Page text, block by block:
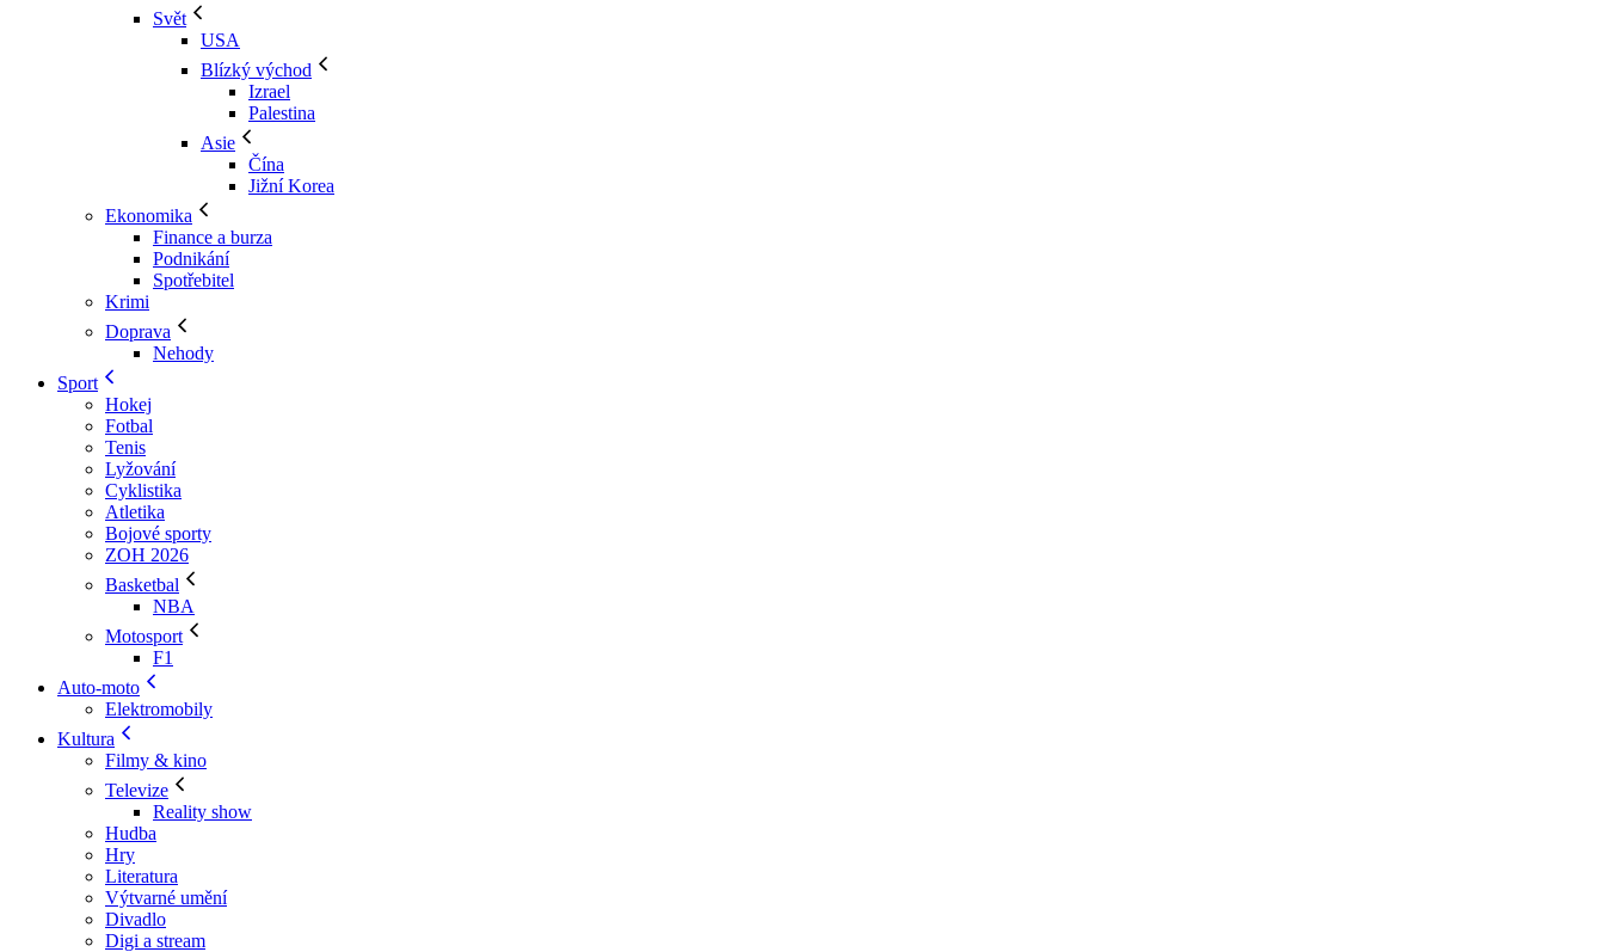
Svět
USA
Blízký východ
Izrael
Palestina
Asie
Čína
Jižní Korea
Ekonomika
Finance a burza
Podnikání
Spotřebitel
Krimi
Doprava
Nehody
Sport
Hokej
Fotbal
Tenis
Lyžování
Cyklistika
Atletika
Bojové sporty
ZOH 2026
Basketbal
NBA
Motosport
F1
Auto-moto
Elektromobily
Kultura
Filmy & kino
Televize
Reality show
Hudba
Hry
Literatura
Výtvarné umění
Divadlo
Digi a stream